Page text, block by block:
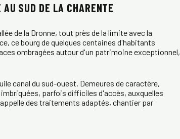
SUD DE LA CHARENTE
de la Dronne, tout près de la limite avec la
ce bourg de quelques centaines d'habitants
ombragées autour d'un patrimoine exceptionnel,
canal du sud-ouest. Demeures de caractère,
parfois difficiles d'accès, auxquelles
des traitements adaptés, chantier par